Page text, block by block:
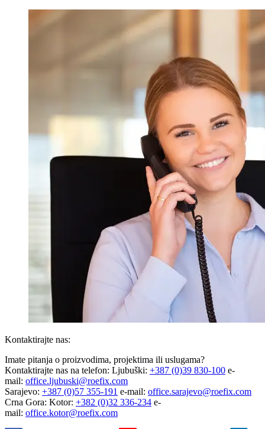
Kontaktirajte nas:
Imate pitanja o proizvodima, projektima ili uslugama?
Kontaktirajte nas na telefon: Ljubuški: +387 (0)39 830-100 e-
mail: office.ljubuski@roefix.com
Sarajevo: +387 (0)57 355-191 e-mail: office.sarajevo@roefix.com
Crna Gora: Kotor: +382 (0)32 336-234 e-
mail: office.kotor@roefix.com